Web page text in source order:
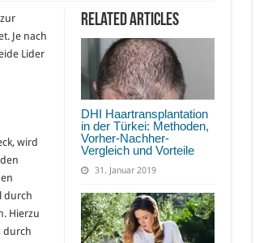
Related Articles
DHI Haartransplantation
in der Türkei: Methoden,
Vorher-Nachher-
Vergleich und Vorteile
31. Januar 2019
Je nach
Lider
wird
durch
Hierzu
durch